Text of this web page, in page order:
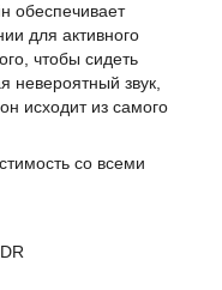
обеспечивает
для активного
чтобы сидеть
невероятный звук,
исходит из самого
со всеми